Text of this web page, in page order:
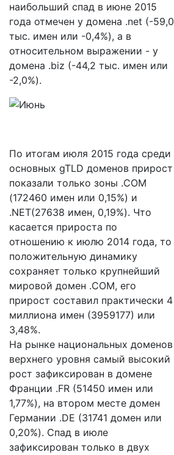
наибольший спад в июне 2015
года отмечен у домена .net (-59,0
тыс. имен или -0,4%), а в
относительном выражении - у
домена .biz (-44,2 тыс. имен или
-2,0%).
По итогам июля 2015 года среди
основных gTLD доменов прирост
показали только зоны .COM
(172460 имен или 0,15%) и
.NET(27638 имен, 0,19%). Что
касается прироста по
отношению к июлю 2014 года, то
положительную динамику
сохраняет только крупнейший
мировой домен .COM, его
прирост составил практически 4
миллиона имен (3959177) или
3,48%.
На рынке национальных доменов
верхнего уровня самый высокий
рост зафиксирован в домене
Франции .FR (51450 имен или
1,77%), на втором месте домен
Германии .DE (31741 домен или
0,20%). Спад в июле
зафиксирован только в двух